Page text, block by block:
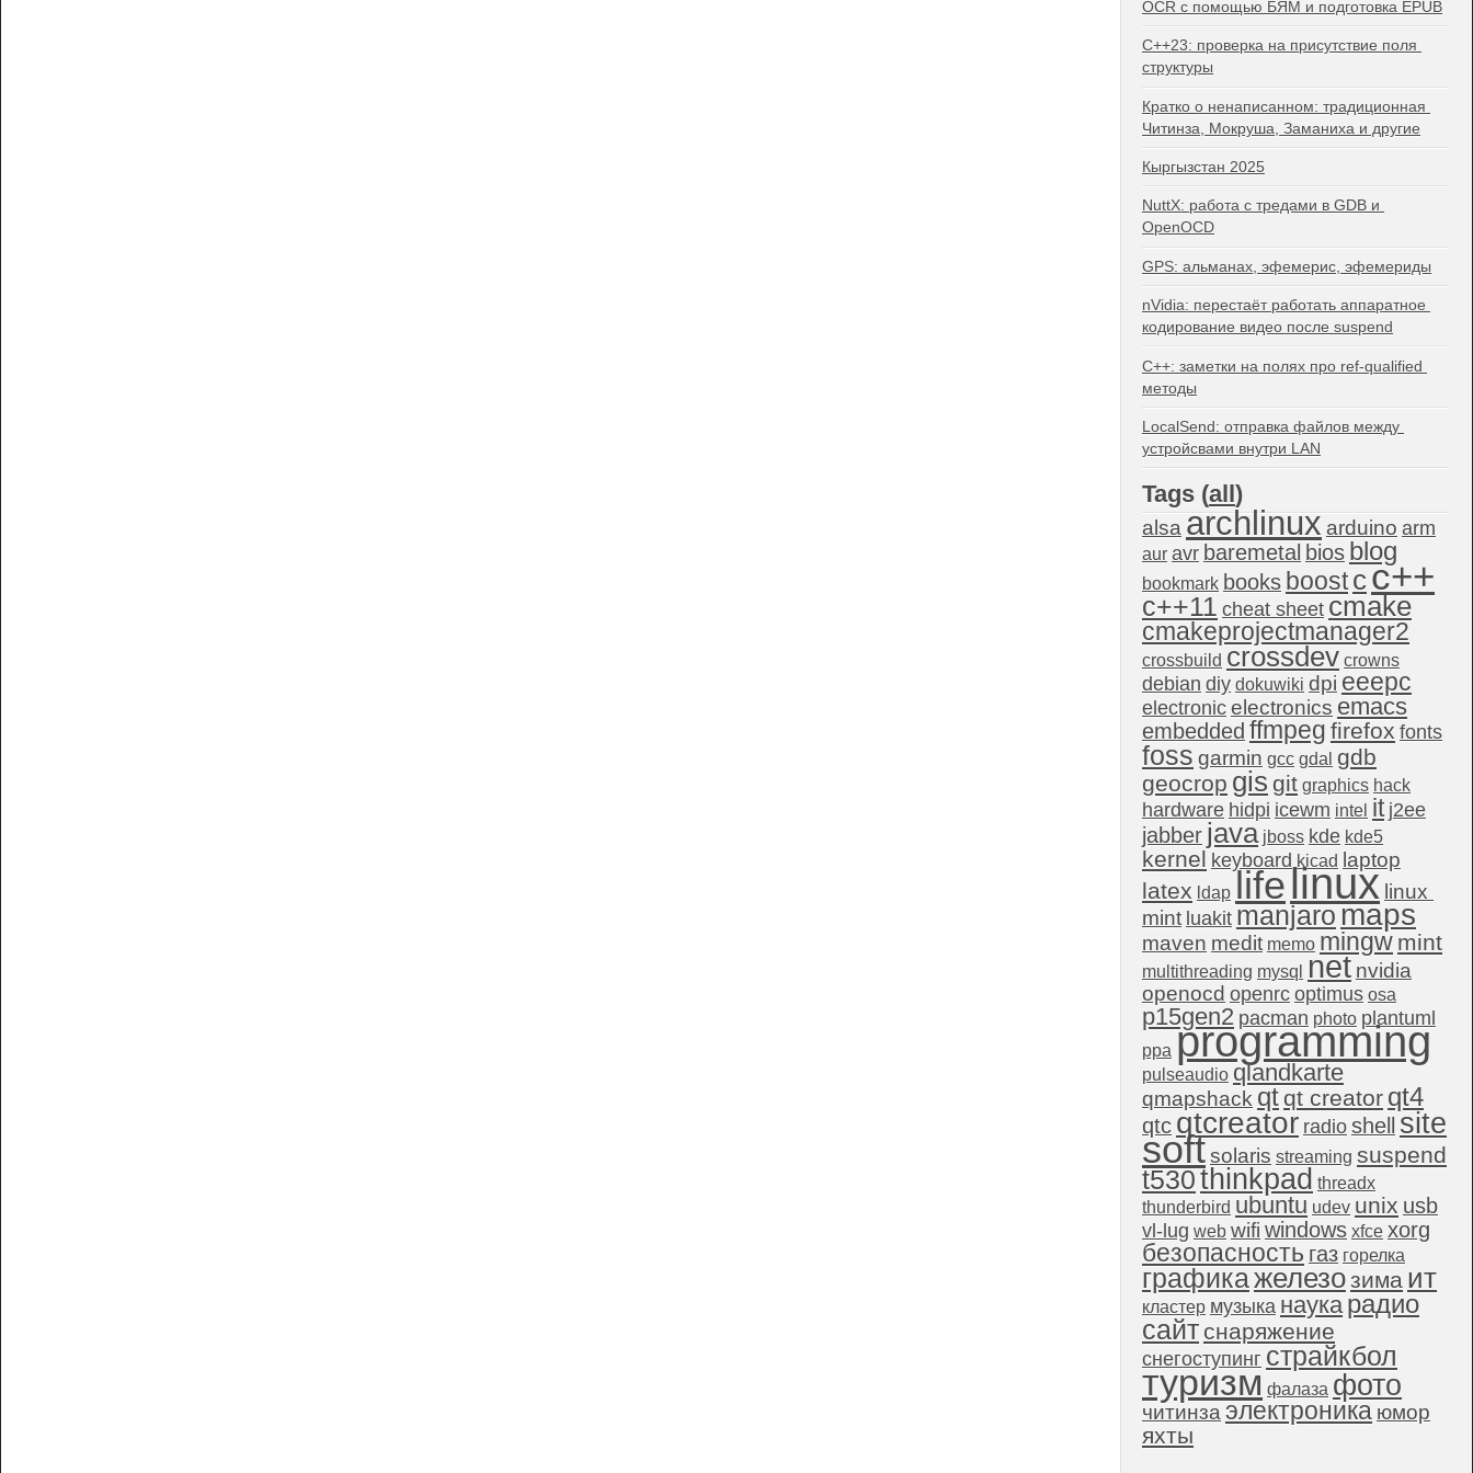
OCR с помощью БЯМ и подготовка EPUB
C++23: проверка на присутствие поля
структуры
Кратко о ненаписанном: традиционная
Читинза, Мокруша, Заманиха и другие
Кыргызстан 2025
NuttX: работа с тредами в GDB и
OpenOCD
GPS: альманах, эфемерис, эфемериды
nVidia: перестаёт работать аппаратное
кодирование видео после suspend
C++: заметки на полях про ref-qualified
методы
LocalSend: отправка файлов между
устройсвами внутри LAN
Tags (all)
alsaarchlinux arduino arm
aur avr baremetal bios blog
bookmark books boost cc++
c++11 cheat sheet cmake
cmakeprojectmanager2
crossbuild crossdev crowns
debian diy dokuwiki dpi eeepc
electronic electronics emacs
embedded ffmpeg firefox fonts
foss garmin gcc gdal gdb
geocrop gis git graphics hack
hardware hidpi icewm intel it j2ee
jabber java jboss kde kde5
kernel keyboard kicad laptop
latex ldap lifelinux linux
mint luakit manjaromaps
maven medit memo mingw mint
multithreading mysql net nvidia
openocd openrc optimus osa
p15gen2 pacman photo plantuml
ppa programming
pulseaudio qlandkarte
qmapshack qt qt creator qt4
qtc qtcreator radio shell site
softsolaris streaming suspend
t530thinkpad threadx
thunderbird ubuntu udev unix usb
vl-lug web wifi windows xfce xorg
безопасность газ горелка
графикажелезозима ит
кластер музыка наука радио
сайт снаряжение
снегоступинг страйкбол
туризм фалаза фото
читинзаэлектроника юмор
яхты